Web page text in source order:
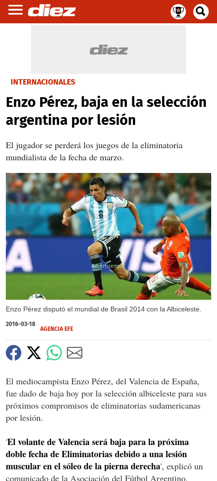
INTERNACIONALES
Enzo Pérez, baja en la selección
argentina por lesión
El jugador se perderá los juegos de la eliminatoria
mundialista de la fecha de marzo.
Enzo Pérez disputó el mundial de Brasil 2014 con la Albiceleste.
X
2016-03-18
AGENCIA EFE
El mediocampista Enzo Pérez, del Valencia de España,
fue dado de baja hoy por la selección albiceleste para sus
próximos compromisos de eliminatorias sudamericanas
por lesión.
'El volante de Valencia será baja para la próxima
doble fecha de Eliminatorias debido a una lesión
muscular en el sóleo de la pierna derecha', explicó un
comunicado de la Asociación del Fútbol Argentino.